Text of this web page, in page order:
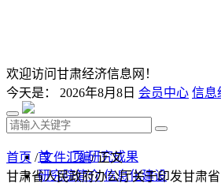
欢迎访问甘肃经济信息网！
今天是： 2026年8月8日 会员中心 信息
首 页 研究成果
研究院简介 信息化建设
首页 /文件汇编/ 正文
甘肃省人民政府办公厅关于印发甘肃